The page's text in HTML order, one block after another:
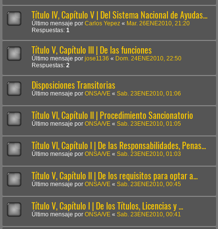
Título IV, Capítulo V | Del Sistema Nacional de Ayudas...
Último mensaje por Carlos Yepez « Mar. 26ENE2010, 21:20
Respuestas: 1
Título V, Capítulo III | De las funciones
Último mensaje por jose1136 « Dom. 24ENE2010, 22:50
Respuestas: 2
Disposiciones Transitorias
Último mensaje por ONSA/VE « Sab. 23ENE2010, 01:06
Título VI, Capítulo II | Procedimiento Sancionatorio
Último mensaje por ONSA/VE « Sab. 23ENE2010, 01:05
Título VI, Capítulo I | De las Responsabilidades, Penas...
Último mensaje por ONSA/VE « Sab. 23ENE2010, 01:03
Título V, Capítulo II | De los requisitos para optar a...
Último mensaje por ONSA/VE « Sab. 23ENE2010, 00:45
Título V, Capítulo I | De los Títulos, Licencias y ...
Último mensaje por ONSA/VE « Sab. 23ENE2010, 00:41